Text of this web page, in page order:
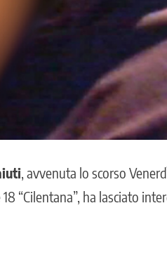
, avvenuta lo scorso
“Cilentana”, ha lasciato